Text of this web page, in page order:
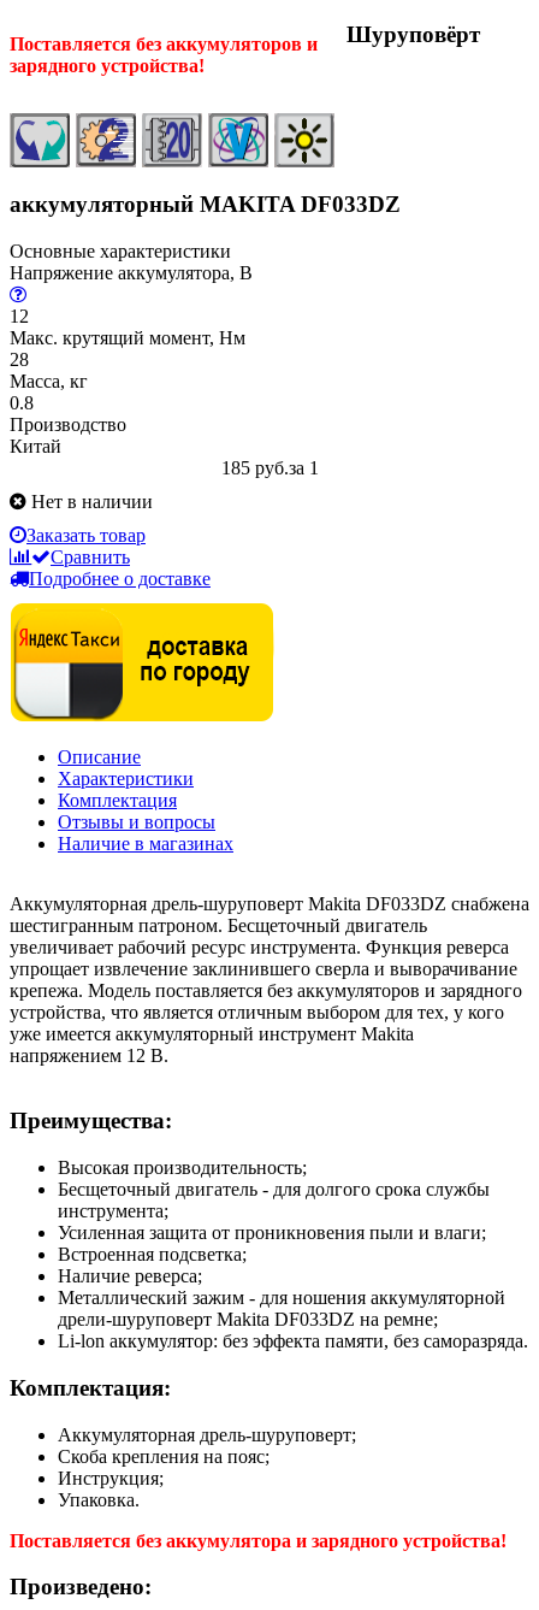
Поставляется без аккумуляторов и
зарядного устройства!
Шуруповёрт
аккумуляторный MAKITA DF033DZ
Основные характеристики
Напряжение аккумулятора, В
12
Макс. крутящий момент, Нм
28
Масса, кг
0.8
Производство
Китай
185 руб.за 1
Нет в наличии
Заказать товар
Сравнить
Подробнее о доставке
Описание
Характеристики
Комплектация
Отзывы и вопросы
Наличие в магазинах
Аккумуляторная дрель-шуруповерт Makita DF033DZ снабжена
шестигранным патроном. Бесщеточный двигатель
увеличивает рабочий ресурс инструмента. Функция реверса
упрощает извлечение заклинившего сверла и выворачивание
крепежа. Модель поставляется без аккумуляторов и зарядного
устройства, что является отличным выбором для тех, у кого
уже имеется аккумуляторный инструмент Makita
напряжением 12 В.
Преимущества:
Высокая производительность;
Бесщеточный двигатель - для долгого срока службы
инструмента;
Усиленная защита от проникновения пыли и влаги;
Встроенная подсветка;
Наличие реверса;
Металлический зажим - для ношения аккумуляторной
дрели-шуруповерт Makita DF033DZ на ремне;
Li-lon аккумулятор: без эффекта памяти, без саморазряда.
Комплектация:
Аккумуляторная дрель-шуруповерт;
Скоба крепления на пояс;
Инструкция;
Упаковка.
Поставляется без аккумулятора и зарядного устройства!
Произведено: